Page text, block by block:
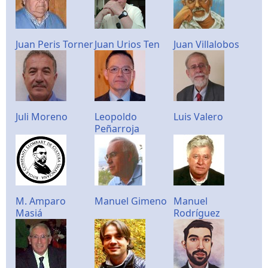
Juan Peris TornerJuan Urios Ten Juan Villalobos
Juli Moreno
Leopoldo
Peñarroja
Luis Valero
M. Amparo
Masiá
Manuel Gimeno Manuel
Rodríguez